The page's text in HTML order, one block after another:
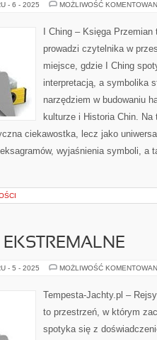
- 6 - 2025 MOŻLIWOŚĆ
I Ching – Księga
prowadzi czytelnika w
miejsce, gdzie I Ching
interpretacją, a symbolika
narzędziem w budowaniu
kulturze i Historia Chin.
ciekawostka, lecz jako
wyjaśnienia symboli, a
- 5 - 2025 MOŻLIWOŚĆ
Tempesta-Jachty.pl –
to przestrzeń, w którym
spotyka się z